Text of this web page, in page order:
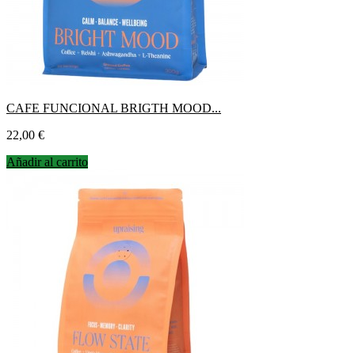
CAFE FUNCIONAL BRIGTH MOOD...
Precio
22,00 €
Añadir al carrito